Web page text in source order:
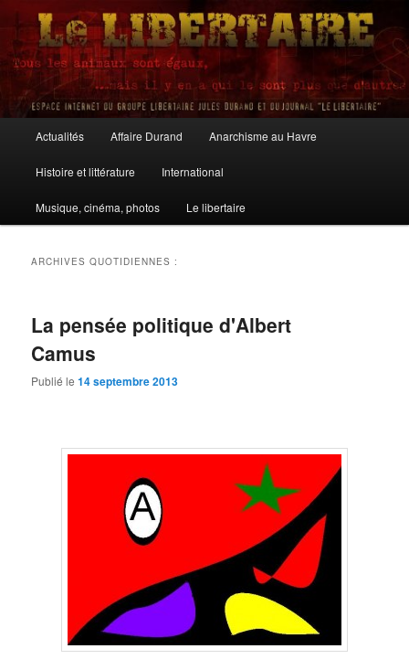
Aller
contenu
principal
Aller
contenu
secondaire
Le Libertaire
principal
Actualités Affaire Durand Anarchisme au Havre
Histoire et littérature International
Musique, cinéma, photos Le libertaire
ARCHIVES QUOTIDIENNES :
La pensée politique d'Albert
Camus
Publié le14 septembre 2013